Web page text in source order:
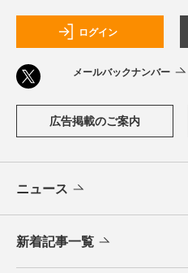
ログイン
メールバックナンバー
広告掲載のご案内
ニュース
新着記事一覧